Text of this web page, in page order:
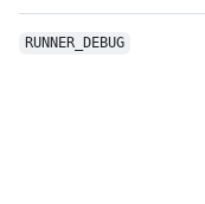
RUNNER_DEBUG